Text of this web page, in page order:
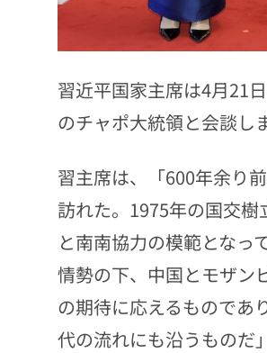
習近平国家主席は4月21
のチャポ大統領と会談し
習主席は、「600年余り
訪れた。1975年の国交
と南南協力の模範となっ
情勢の下、中国とモザン
の期待に応えるものであ
代の流れにも沿うものだ